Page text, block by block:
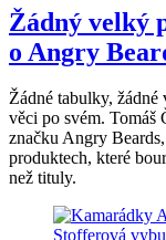
Žádný velký
o Angry
Žádné tabulky,
věci po svém. Tomáš
značku Angry
produktech, které
než tituly.